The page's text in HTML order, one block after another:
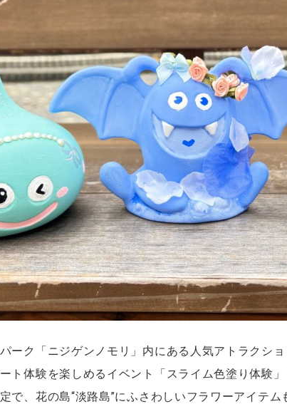
ーク「ニジゲンノモリ」内にある人気アトラクシ
ト体験を楽しめるイベント「スライム色塗り体験
で、花の島“淡路島”にふさわしいフラワーアイテ